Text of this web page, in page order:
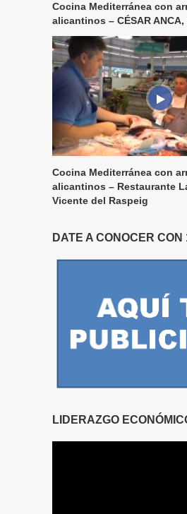
Cocina Mediterránea con
alicantinos – CÉSAR ANCA,
Cocina Mediterránea con
alicantinos – Restaurante
Vicente del Raspeig
DATE A CONOCER CON
LIDERAZGO